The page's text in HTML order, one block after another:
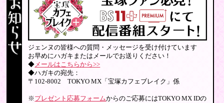
ジェンヌの皆様への質問・メッセージを受け付けています
お早めにハガキまたはメールでお送りください！
◆メールはこちらから>>
◆ハガキの宛先：
〒102-8002 TOKYO MX「宝塚カフェブレイク」係
※ プレゼント応募フォームからのご応募にはTOKYO MX IDの